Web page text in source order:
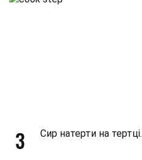
3 Сир натерти на тертці.